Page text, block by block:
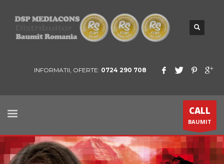
INFORMATII, OFERTE: 0724 290 708
CALL
BAUMIT